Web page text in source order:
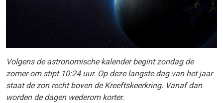
Volgens de astronomische kalender begint zondag de
zomer om stipt 10:24 uur. Op deze langste dag van het jaar
staat de zon recht boven de Kreeftskeerkring. Vanaf dan
worden de dagen wederom korter.